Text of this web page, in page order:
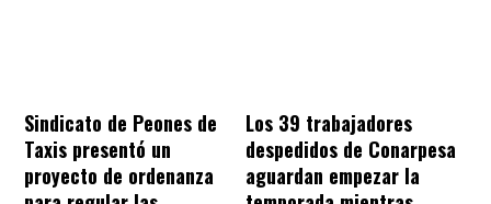
Sindicato de Peones de
Taxis presentó un
proyecto de ordenanza
Los 39 trabajadores
despedidos de Conarpesa
aguardan empezar la